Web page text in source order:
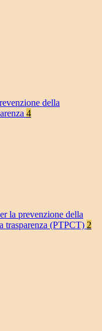
della
4
la prevenzione della
trasparenza (PTPCT) 2